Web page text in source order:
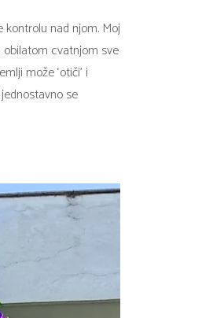
nad njom. Moj
cvatnjom sve
može ‘otiči’ i
se